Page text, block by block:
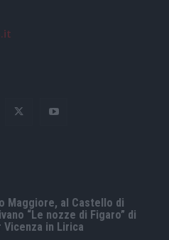
Maggiore, al Castello di
“Le nozze di Figaro” di
Vicenza in Lirica